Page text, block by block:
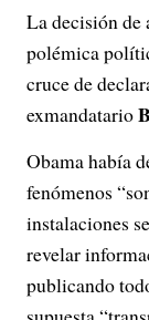
La decisión de
polémica
cruce de
exmandatario
Obama había
fenómenos
instalaciones
revelar
publicando